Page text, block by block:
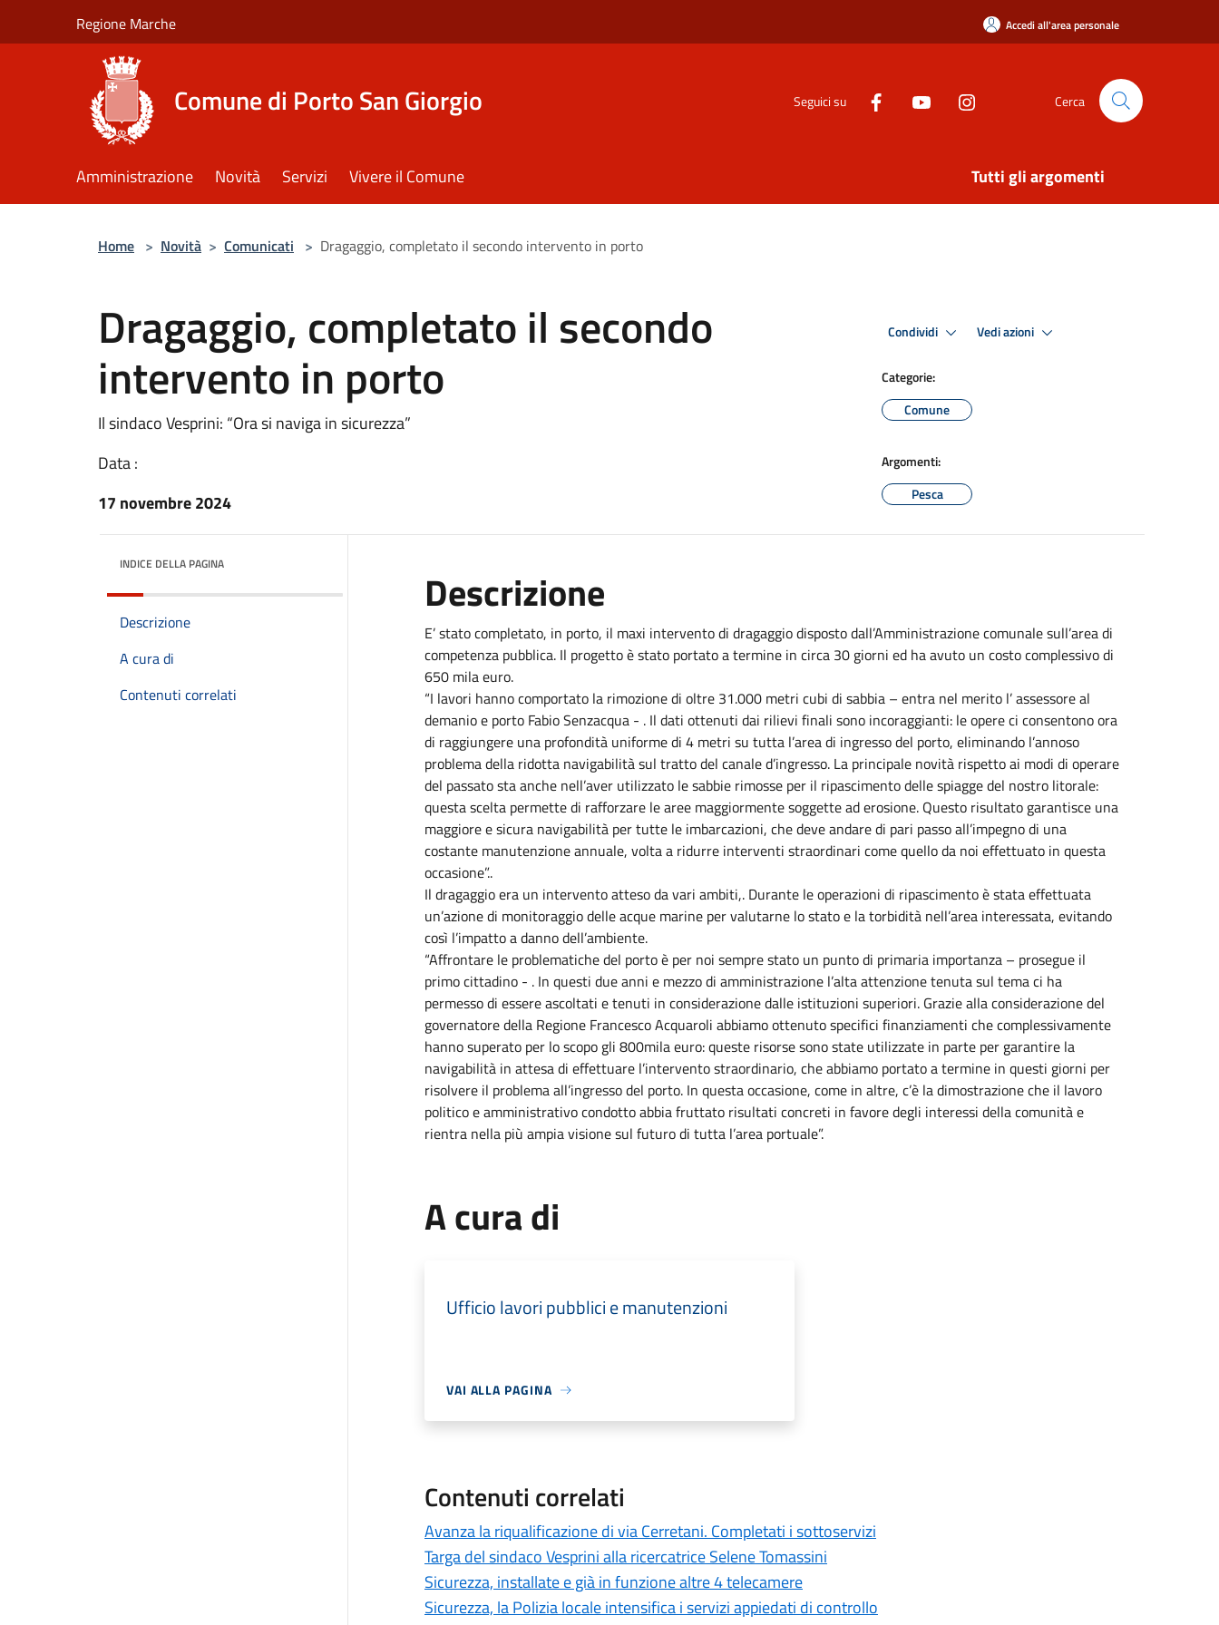
Regione Marche Accedi all'area personale
Comune di Porto San Giorgio Seguici su Cerca
Amministrazione Novità Servizi Vivere il Comune Tutti gli argomenti
Home > Novità > Comunicati > Dragaggio, completato il secondo intervento in porto
Dragaggio, completato il secondo
intervento in porto
Il sindaco Vesprini: “Ora si naviga in sicurezza”
Data :
17 novembre 2024
Condividi Vedi azioni
Categorie:
Comune
Argomenti:
Pesca
INDICE DELLA PAGINA
Descrizione
A cura di
Contenuti correlati
Descrizione
E’ stato completato, in porto, il maxi intervento di dragaggio disposto dall’Amministrazione comunale sull’area di
competenza pubblica. Il progetto è stato portato a termine in circa 30 giorni ed ha avuto un costo complessivo di
650 mila euro.
“I lavori hanno comportato la rimozione di oltre 31.000 metri cubi di sabbia – entra nel merito l’ assessore al
demanio e porto Fabio Senzacqua - . Il dati ottenuti dai rilievi finali sono incoraggianti: le opere ci consentono ora
di raggiungere una profondità uniforme di 4 metri su tutta l’area di ingresso del porto, eliminando l’annoso
problema della ridotta navigabilità sul tratto del canale d’ingresso. La principale novità rispetto ai modi di operare
del passato sta anche nell’aver utilizzato le sabbie rimosse per il ripascimento delle spiagge del nostro litorale:
questa scelta permette di rafforzare le aree maggiormente soggette ad erosione. Questo risultato garantisce una
maggiore e sicura navigabilità per tutte le imbarcazioni, che deve andare di pari passo all’impegno di una
costante manutenzione annuale, volta a ridurre interventi straordinari come quello da noi effettuato in questa
occasione”..
Il dragaggio era un intervento atteso da vari ambiti,. Durante le operazioni di ripascimento è stata effettuata
un’azione di monitoraggio delle acque marine per valutarne lo stato e la torbidità nell’area interessata, evitando
così l’impatto a danno dell’ambiente.
“Affrontare le problematiche del porto è per noi sempre stato un punto di primaria importanza – prosegue il
primo cittadino - . In questi due anni e mezzo di amministrazione l’alta attenzione tenuta sul tema ci ha
permesso di essere ascoltati e tenuti in considerazione dalle istituzioni superiori. Grazie alla considerazione del
governatore della Regione Francesco Acquaroli abbiamo ottenuto specifici finanziamenti che complessivamente
hanno superato per lo scopo gli 800mila euro: queste risorse sono state utilizzate in parte per garantire la
navigabilità in attesa di effettuare l’intervento straordinario, che abbiamo portato a termine in questi giorni per
risolvere il problema all’ingresso del porto. In questa occasione, come in altre, c’è la dimostrazione che il lavoro
politico e amministrativo condotto abbia fruttato risultati concreti in favore degli interessi della comunità e
rientra nella più ampia visione sul futuro di tutta l’area portuale”.
A cura di
Ufficio lavori pubblici e manutenzioni
VAI ALLA PAGINA
Contenuti correlati
Avanza la riqualificazione di via Cerretani. Completati i sottoservizi
Targa del sindaco Vesprini alla ricercatrice Selene Tomassini
Sicurezza, installate e già in funzione altre 4 telecamere
Sicurezza, la Polizia locale intensifica i servizi appiedati di controllo